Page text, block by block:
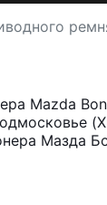
Mazda
Мазда